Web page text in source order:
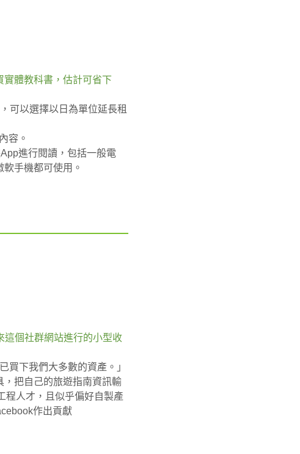
實體教科書，估計可省下
可以選擇以日為單位延長租
容。
進行閱讀，包括一般電
手機都可使用。
這個社群網站進行的小型收
下我們大多數的資產。」
，把自己的旅遊指南資訊輸
程人才，且似乎偏好自製產
作出貢獻